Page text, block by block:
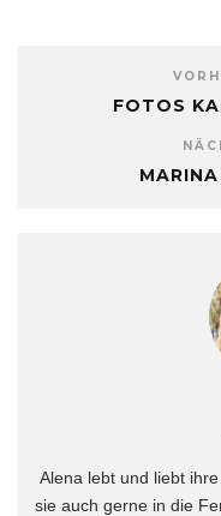
FOTOS
Alena lebt und liebt
sie auch gerne in die